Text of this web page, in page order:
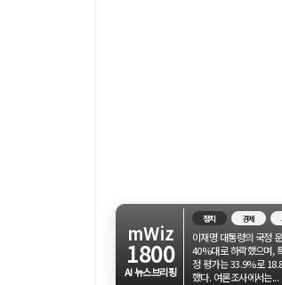
mWiz
1800
AI 뉴스브리핑
정치 경제
이재명 대통령의 국정
40%대로 하락했으며,
정 평가는 33.9%로
했다. 여론조사에서는...